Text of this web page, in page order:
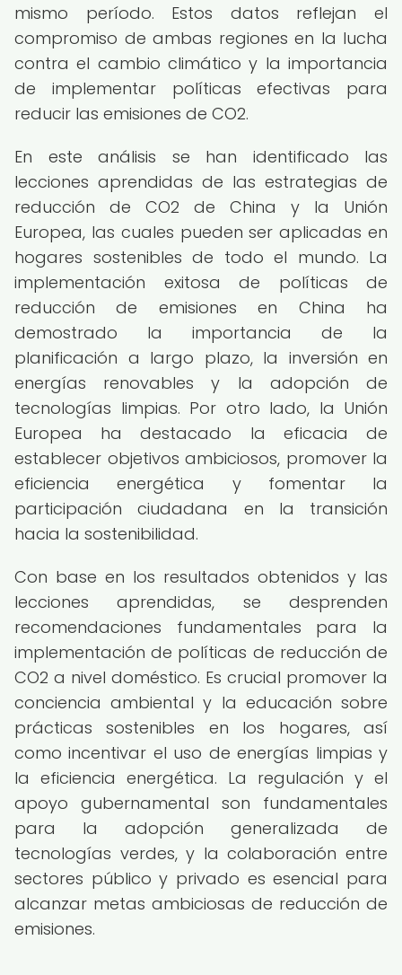
mismo período. Estos datos reflejan el
compromiso de ambas regiones en la lucha
contra el cambio climático y la importancia
de implementar políticas efectivas para
reducir las emisiones de CO2.
En este análisis se han identificado las
lecciones aprendidas de las estrategias de
reducción de CO2 de China y la Unión
Europea, las cuales pueden ser aplicadas en
hogares sostenibles de todo el mundo. La
implementación exitosa de políticas de
reducción de emisiones en China ha
demostrado la importancia de la
planificación a largo plazo, la inversión en
energías renovables y la adopción de
tecnologías limpias. Por otro lado, la Unión
Europea ha destacado la eficacia de
establecer objetivos ambiciosos, promover la
eficiencia energética y fomentar la
participación ciudadana en la transición
hacia la sostenibilidad.
Con base en los resultados obtenidos y las
lecciones aprendidas, se desprenden
recomendaciones fundamentales para la
implementación de políticas de reducción de
CO2 a nivel doméstico. Es crucial promover la
conciencia ambiental y la educación sobre
prácticas sostenibles en los hogares, así
como incentivar el uso de energías limpias y
la eficiencia energética. La regulación y el
apoyo gubernamental son fundamentales
para la adopción generalizada de
tecnologías verdes, y la colaboración entre
sectores público y privado es esencial para
alcanzar metas ambiciosas de reducción de
emisiones.